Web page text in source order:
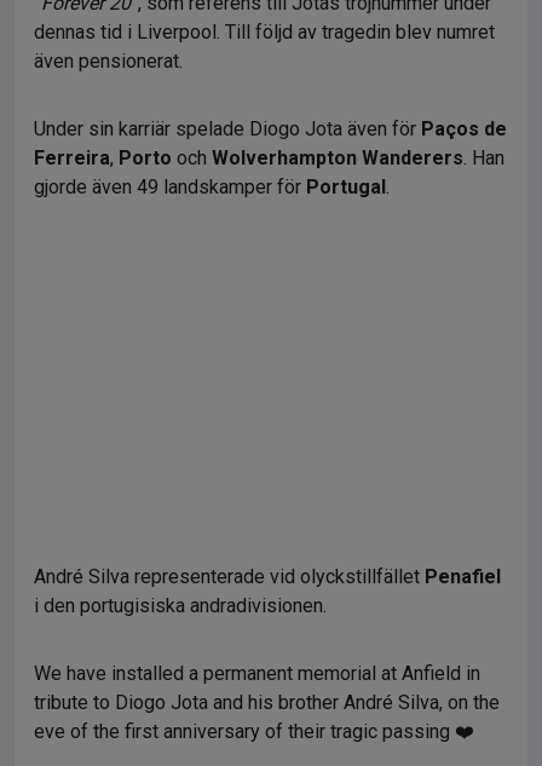
dennas tid i Liverpool. Till följd av tragedin blev numret
även pensionerat.
Under sin karriär spelade Diogo Jota även för Paços de
Ferreira, Porto och Wolverhampton Wanderers. Han
gjorde även 49 landskamper för Portugal.
André Silva representerade vid olyckstillfället Penafiel
i den portugisiska andradivisionen.
We have installed a permanent memorial at Anfield in
tribute to Diogo Jota and his brother André Silva, on the
eve of the first anniversary of their tragic passing ❤️